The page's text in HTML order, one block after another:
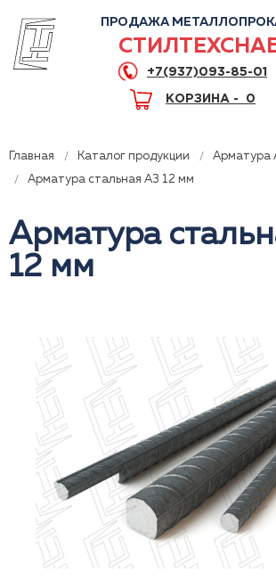
ПРОДАЖА
+7(937)093-85-01
КОРЗИНА - 0
Главная Каталог продукции
Арматура
Арматура стальная А3 12 мм
Арматура
12 мм